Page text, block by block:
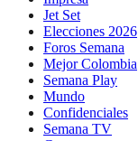
Jet Set
Elecciones 2026
Foros Semana
Mejor Colombia
Semana Play
Mundo
Confidenciales
Semana TV